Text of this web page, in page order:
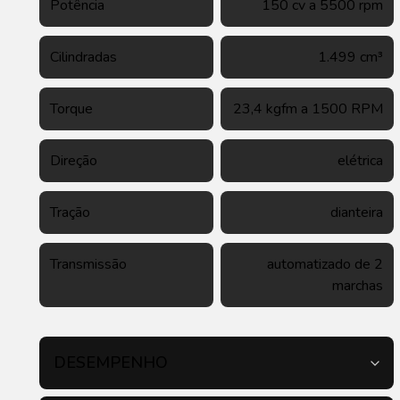
Potência 150 cv a 5500 rpm
Cilindradas 1.499 cm³
Torque 23,4 kgfm a 1500 RPM
Direção elétrica
Tração dianteira
Transmissão
automatizado de 2
marchas